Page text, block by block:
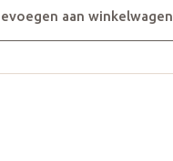
aan winkelwagen